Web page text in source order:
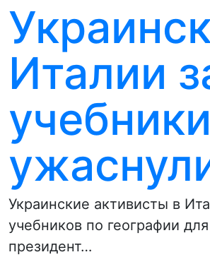
Италии
Украинские активисты в
учебников по географии
президент…